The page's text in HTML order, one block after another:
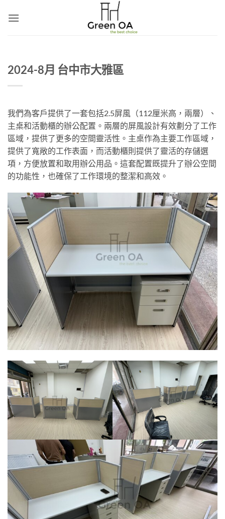
2024-8月 台中市大雅區
我們為客戶提供了一套包括2.5屏風（112厘米高，兩層）、
主桌和活動櫃的辦公配置。兩層的屏風設計有效劃分了工作
區域，提供了更多的空間靈活性。主桌作為主要工作區域，
提供了寬敞的工作表面，而活動櫃則提供了靈活的存儲選
項，方便放置和取用辦公用品。這套配置既提升了辦公空間
的功能性，也確保了工作環境的整潔和高效。